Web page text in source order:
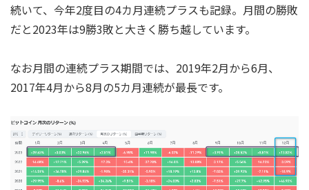
続いて、今年2度目の4カ月連続プラスも記録。月間の勝敗
だと2023年は9勝3敗と大きく勝ち越しています。
なお月間の連続プラス期間では、2019年2月から6月、
2017年4月から8月の5カ月連続が最長です。